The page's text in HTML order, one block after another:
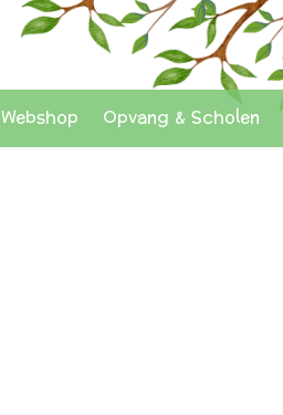
Webshop Opvang & Scholen